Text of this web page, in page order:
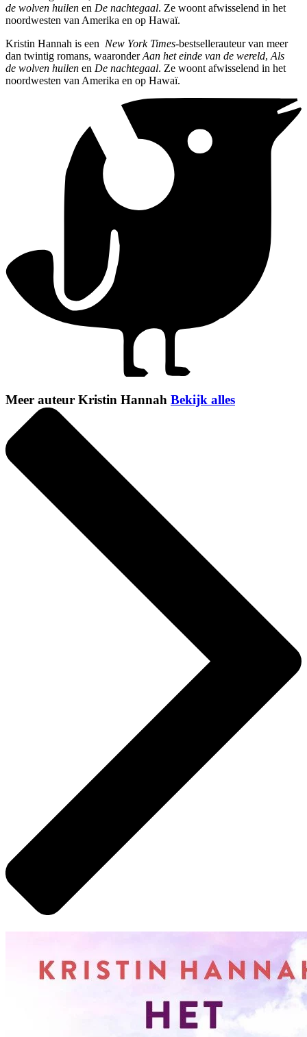
de wolven huilen en De nachtegaal. Ze woont afwisselend in het
noordwesten van Amerika en op Hawaï.
Kristin Hannah is een New York Times-bestsellerauteur van meer
dan twintig romans, waaronderAan het einde van de wereld, Als
de wolven huilen en De nachtegaal. Ze woont afwisselend in het
noordwesten van Amerika en op Hawaï.
Meer auteur Kristin Hannah Bekijk alles